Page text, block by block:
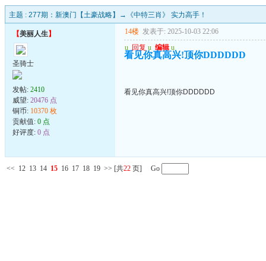
主题 : 277期：新澳门【土豪战略】→《中特三肖》 实力高手！
【美丽人生】
圣骑士
发帖: 2410
威望: 20476 点
铜币: 10370 枚
贡献值: 0 点
好评度: 0 点
14楼 发表于: 2025-10-03 22:06
u 回复 u 编辑 u
看见你真高兴!顶你DDDDDD
看见你真高兴!顶你DDDDDD
<< 12 13 14 15 16 17 18 19 >> [共22 页] Go